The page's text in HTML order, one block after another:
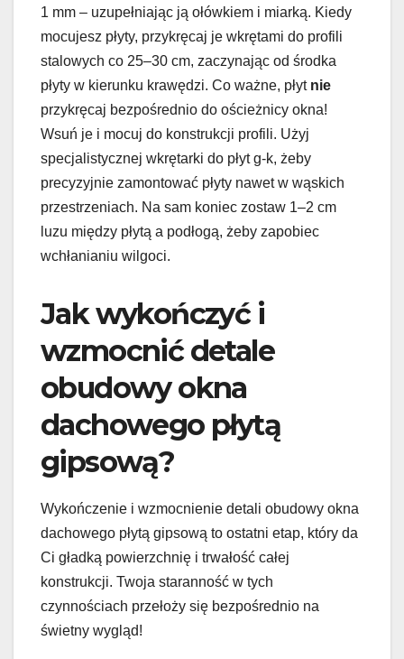
1 mm – uzupełniając ją ołówkiem i miarką. Kiedy
mocujesz płyty, przykręcaj je wkrętami do profili
stalowych co 25–30 cm, zaczynając od środka
płyty w kierunku krawędzi. Co ważne, płyt nie
przykręcaj bezpośrednio do ościeżnicy okna!
Wsuń je i mocuj do konstrukcji profili. Użyj
specjalistycznej wkrętarki do płyt g-k, żeby
precyzyjnie zamontować płyty nawet w wąskich
przestrzeniach. Na sam koniec zostaw 1–2 cm
luzu między płytą a podłogą, żeby zapobiec
wchłanianiu wilgoci.
Jak wykończyć i
wzmocnić detale
obudowy okna
dachowego płytą
gipsową?
Wykończenie i wzmocnienie detali obudowy okna
dachowego płytą gipsową to ostatni etap, który da
Ci gładką powierzchnię i trwałość całej
konstrukcji. Twoja staranność w tych
czynnościach przełoży się bezpośrednio na
świetny wygląd!